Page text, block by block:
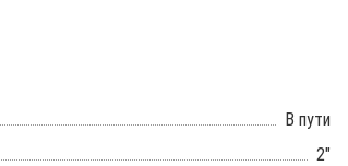
В пути
2"